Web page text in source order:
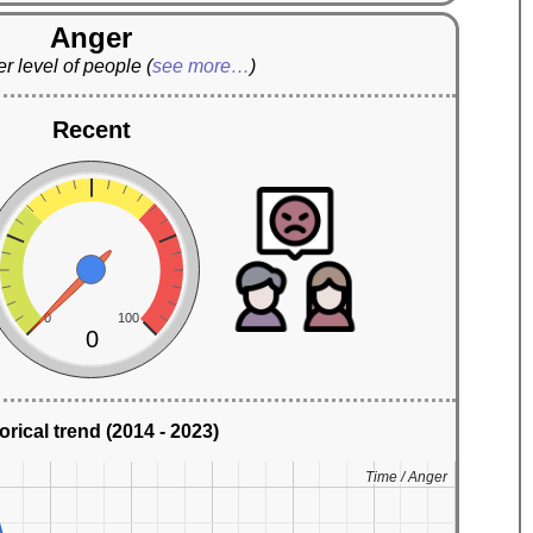
Anger
level of people(see more…)
Recent
0 100
0
trend (2014 - 2023)
Time / Anger
Time / Anger